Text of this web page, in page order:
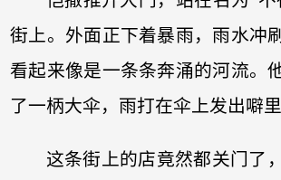
街上。外面正下着暴雨，雨水冲
看起来像是一条条奔涌的河流。
了一柄大伞，雨打在伞上发出噼
这条街上的店竟然都关门了